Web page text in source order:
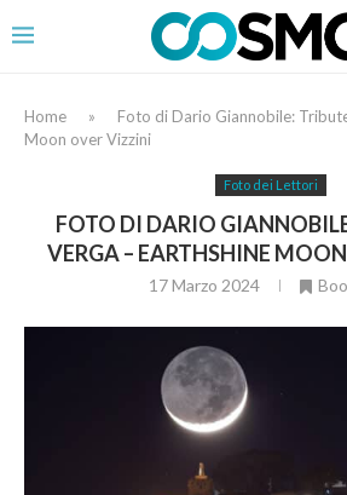
Home »
Foto di Dario Giannobile:
Moon over Vizzini
Foto dei Lettori
FOTO DI DARIO
VERGA – EARTHSHINE
17 Marzo 2024